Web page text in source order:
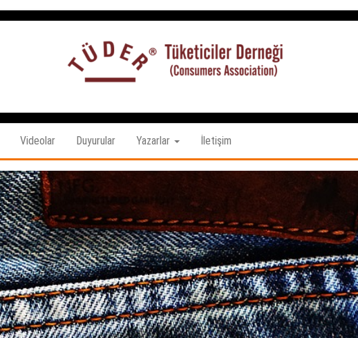
Tüketiciler
Derneği
tuketicilerdernegi.org.tr
Videolar Duyurular Yazarlar İletişim